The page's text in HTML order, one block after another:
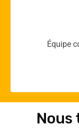
Merci
Nous